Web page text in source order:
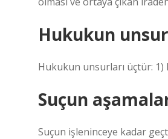
Hukukun
Hukukun unsurları üçtür: 1)
Suçun
Suçun işleninceye kadar